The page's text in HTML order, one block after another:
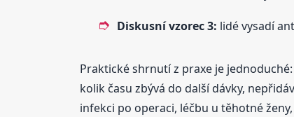
Diskusní vzorec 3: lidé vysadí
Praktické shrnutí z praxe je jednoduché:
kolik času zbývá do další dávky,
infekci po operaci, léčbu u těhotné